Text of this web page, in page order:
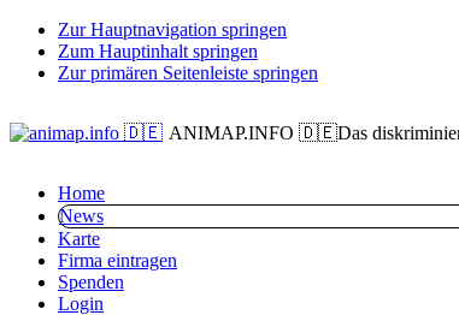
Zur Hauptnavigation springen
Zum Hauptinhalt springen
Zur primären Seitenleiste springen
ANIMAP.INFO 🇩🇪Das
Home
News
Karte
Firma eintragen
Spenden
Login